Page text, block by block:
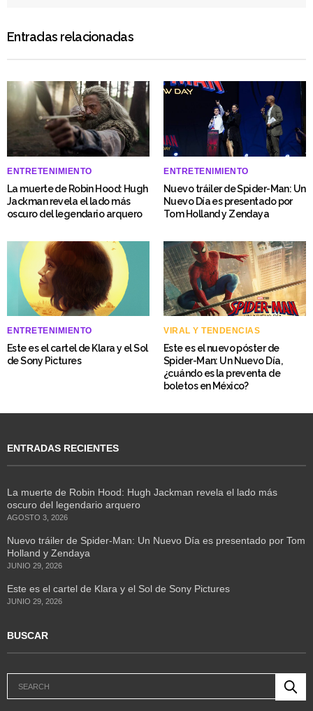
Entradas relacionadas
ENTRETENIMIENTO
La muerte de Robin Hood: Hugh
Jackman revela el lado más
oscuro del legendario arquero
ENTRETENIMIENTO
Nuevo tráiler de Spider-Man: Un
Nuevo Día es presentado por
Tom Holland y Zendaya
ENTRETENIMIENTO
Este es el cartel de Klara y el Sol
de Sony Pictures
VIRAL Y TENDENCIAS
Este es el nuevo póster de
Spider-Man: Un Nuevo Día,
¿cuándo es la preventa de
boletos en México?
ENTRADAS RECIENTES
La muerte de Robin Hood: Hugh Jackman revela el lado más
oscuro del legendario arquero
AGOSTO 3, 2026
Nuevo tráiler de Spider-Man: Un Nuevo Día es presentado por Tom
Holland y Zendaya
JUNIO 29, 2026
Este es el cartel de Klara y el Sol de Sony Pictures
JUNIO 29, 2026
BUSCAR